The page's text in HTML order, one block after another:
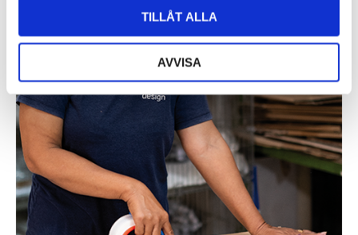
TILLÅT ALLA
AVVISA